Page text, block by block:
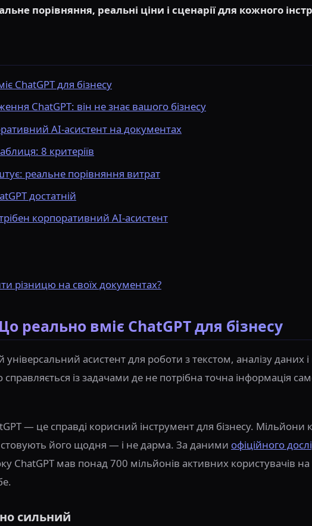
порівняння, реальні ціни і сценарії для кожного
ChatGPT для бізнесу
ChatGPT: він не знає вашого бізнесу
AI-асистент на документах
8 критеріїв
реальне порівняння витрат
достатній
корпоративний AI-асистент
різницю на своїх документах?
реально вміє ChatGPT для бізнесу
асистент для роботи з текстом, аналізу даних і
справляється із задачами де не потрібна точна інформація
— це справді корисний інструмент для бізнесу. Мільйони
його щодня — і не дарма. За даними офіційного
ChatGPT мав понад 700 мільйонів активних користувачів
сильний